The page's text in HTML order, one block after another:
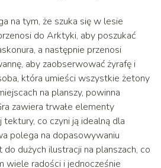
na tym, że szuka się w lesie
do Arktyki, aby poszukać
a następnie przenosi
aby zaobserwować żyrafę i
która umieści wszystkie żetony
na planszy, powinna
zawiera trwałe elementy
co czyni ją idealną dla
polega na dopasowywaniu
dużych ilustracji na planszach, co
wiele radości i jednocześnie